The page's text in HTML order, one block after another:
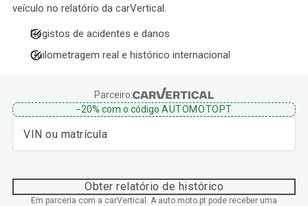
veículo no relatório da carVertical.
Registos de acidentes e danos
Quilometragem real e histórico internacional
Parceiro:
−20%com o código AUTOMOTOPT
Obter relatório de histórico
Em parceria com a carVertical. A auto.moto.pt pode receber uma